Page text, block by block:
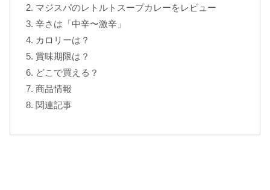
マジスパのレトルトスープカレーをレビュー
辛さは「中辛〜激辛」
カロリーは？
賞味期限は？
どこで買える？
商品情報
関連記事